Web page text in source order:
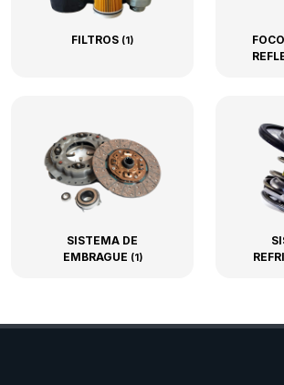
FILTROS (1)
SISTEMA DE
EMBRAGUE (1)